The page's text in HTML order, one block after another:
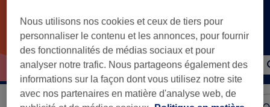
Soins populaires
Vernis semi-permanent mains
Beauté des pieds
Nous utilisons nos cookies et ceux de tiers pour
personnaliser le contenu et les annonces, pour fournir
des fonctionnalités de médias sociaux et pour
analyser notre trafic. Nous partageons également des
informations sur la façon dont vous utilisez notre site
avec nos partenaires en matière d'analyse web, de